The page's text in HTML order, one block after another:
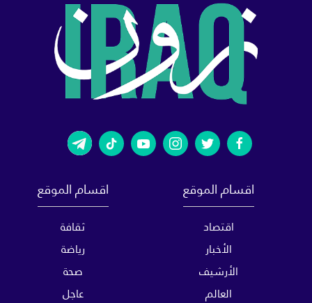
اقسام الموقع
اقتصاد
الأخبار
الأرشيف
العالم
اقسام الموقع
ثقافة
رياضة
صحة
عاجل